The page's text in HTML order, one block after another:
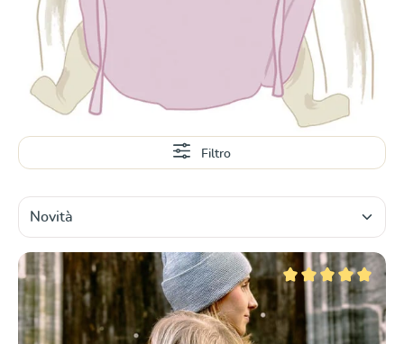
Filtro
Valutazione media di